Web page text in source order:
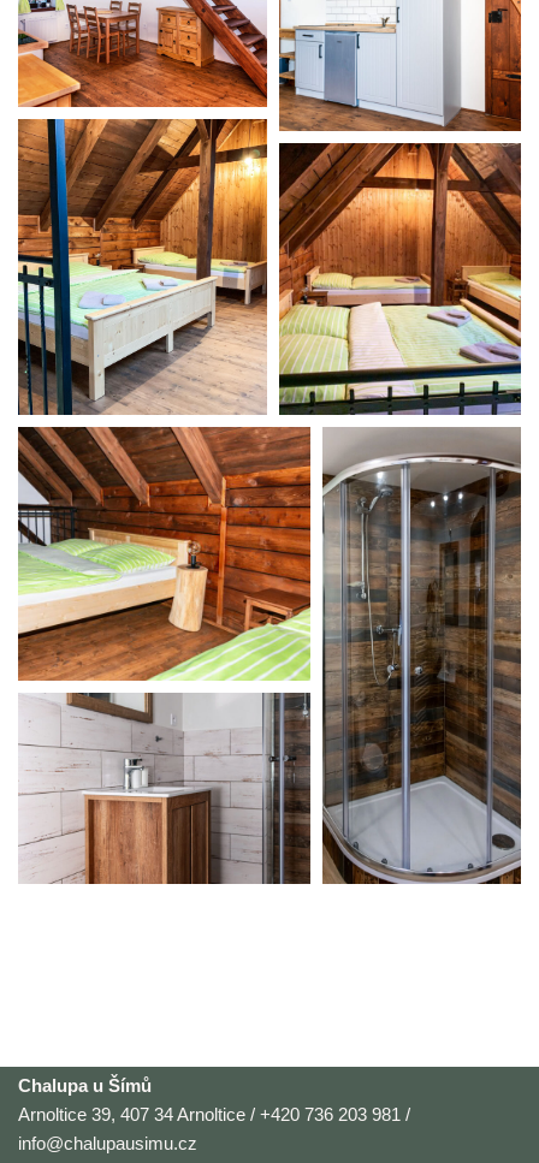
Chalupa u Šímů
Arnoltice 39, 407 34 Arnoltice / +420 736 203 981 /
info@chalupausimu.cz